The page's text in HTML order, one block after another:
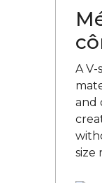
A V-
and
size